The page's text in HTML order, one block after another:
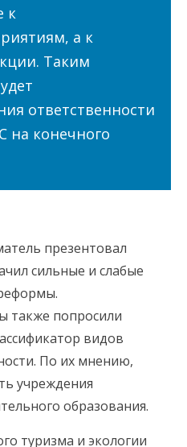
к
а к
Таким
ответственности
на конечного
презентовал
сильные и слабые
также попросили
видов
По их мнению,
учреждения
образования.
туризма и экологии